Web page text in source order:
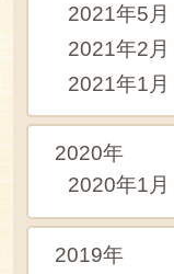
2021年5
2021年2
2021年1
2020年
2020年1
2019年